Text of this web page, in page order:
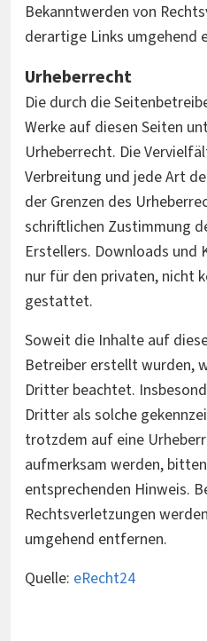
Bekanntwerden von
derartige Links umgehend
Urheberrecht
Die durch die
Werke auf diesen Seiten
Urheberrecht. Die
Verbreitung und jede Art
der Grenzen des
schriftlichen Zustimmung
Erstellers. Downloads und
nur für den privaten, nicht
gestattet.
Soweit die Inhalte auf
Betreiber erstellt wurden,
Dritter beachtet.
Dritter als solche
trotzdem auf eine
aufmerksam werden,
entsprechenden Hinweis.
Rechtsverletzungen
umgehend entfernen.
Quelle: eRecht24